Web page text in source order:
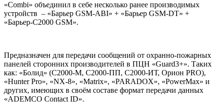
«Combi» объединил в себе несколько ранее производимых
устройств – «Барьер GSM-ABI» + «Барьер GSM-DT» +
«Барьер-С2000 GSM».
Предназначен для передачи сообщений от охранно-пожарных
панелей сторонних производителей в ПЦН «Guard3+». Таких
как: «Болид» (С2000-М, С2000-ПП, С2000-ИТ, Орион PRO),
«Hunter Pro», «NX-8», «Matrix», «PARADOX», «PowerMax» и
других, имеющих в своём составе формат передачи данных
«ADEMCO Contact ID».